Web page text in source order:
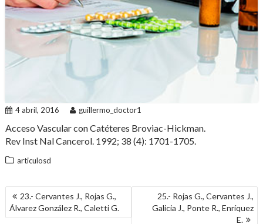
4 abril, 2016 guillermo_doctor1
Acceso Vascular con Catéteres Broviac-Hickman.
Rev Inst Nal Cancerol. 1992; 38 (4): 1701-1705.
articulosd
NAVEGACIÓN
DE
ENTRADAS
23.- Cervantes J., Rojas G.,
Álvarez González R., Caletti G.
25.- Rojas G., Cervantes J.,
Galicia J., Ponte R., Enríquez
E.